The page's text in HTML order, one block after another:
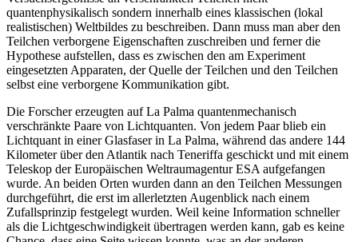
quantenphysikalisch sondern innerhalb eines klassischen (lokal
realistischen) Weltbildes zu beschreiben. Dann muss man aber den
Teilchen verborgene Eigenschaften zuschreiben und ferner die
Hypothese aufstellen, dass es zwischen den am Experiment
eingesetzten Apparaten, der Quelle der Teilchen und den Teilchen
selbst eine verborgene Kommunikation gibt.
Die Forscher erzeugten auf La Palma quantenmechanisch
verschränkte Paare von Lichtquanten. Von jedem Paar blieb ein
Lichtquant in einer Glasfaser in La Palma, während das andere 144
Kilometer über den Atlantik nach Teneriffa geschickt und mit einem
Teleskop der Europäischen Weltraumagentur ESA aufgefangen
wurde. An beiden Orten wurden dann an den Teilchen Messungen
durchgeführt, die erst im allerletzten Augenblick nach einem
Zufallsprinzip festgelegt wurden. Weil keine Information schneller
als die Lichtgeschwindigkeit übertragen werden kann, gab es keine